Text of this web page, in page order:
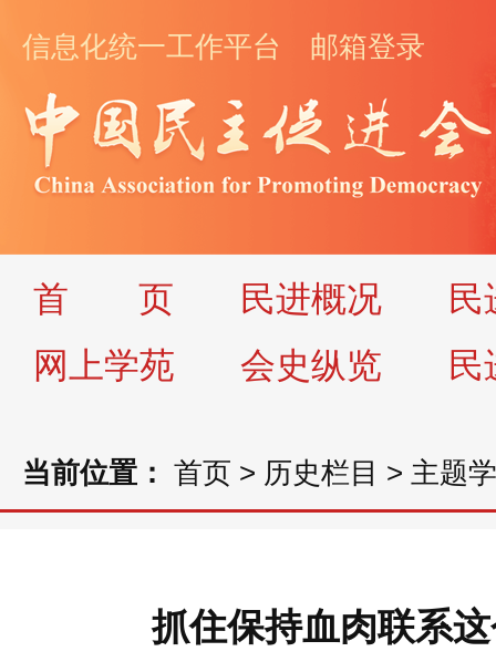
信息化统一工作平台 邮箱登录
首 页 民进概况
民
网上学苑
会史纵览 民
当前位置： 首页 > 历史栏目 > 主题
抓住保持血肉联系